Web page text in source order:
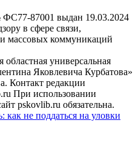
87001 выдан 19.03.2024
в сфере связи,
массовых коммуникаций
универсальная
Яковлевича Курбатова»
Контакт редакции
При использовании
pskovlib.ru обязательна.
не поддаться на уловки